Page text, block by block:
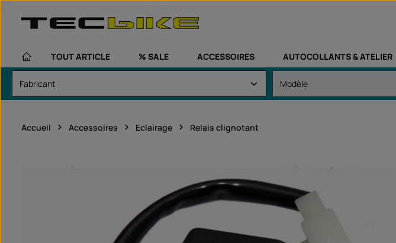
TOUT ARTICLE % SALE ACCESSOIRES AUTOCOLLANTS & ATELIER
Accueil Accessoires Eclairage Relais clignotant